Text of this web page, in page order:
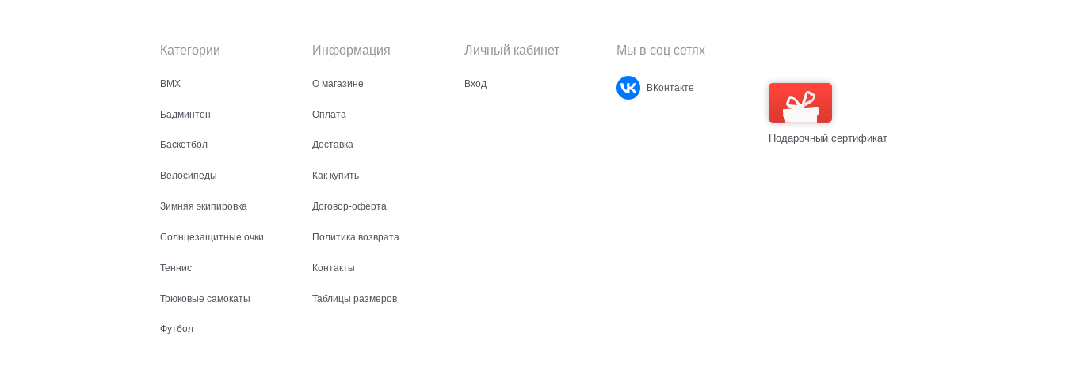
Категории
BMX
Бадминтон
Баскетбол
Велосипеды
Зимняя экипировка
Солнцезащитные очки
Теннис
Трюковые самокаты
Футбол
Информация
О магазине
Оплата
Доставка
Как купить
Договор-оферта
Политика возврата
Контакты
Таблицы размеров
Личный кабинет
Вход
Мы в соц сетях
ВКонтакте
Подарочный сертификат